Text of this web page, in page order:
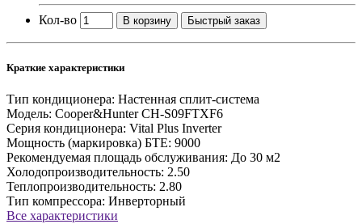
Кол-во В корзину Быстрый заказ
Краткие характеристики
Тип кондиционера: Настенная сплит-система
Модель: Cooper&Hunter CH-S09FTXF6
Серия кондиционера: Vital Plus Inverter
Мощность (маркировка) БТЕ: 9000
Рекомендуемая площадь обслуживания: До 30 м2
Холодопроизводительность: 2.50
Теплопроизводительность: 2.80
Тип компрессора: Инверторный
Все характеристики